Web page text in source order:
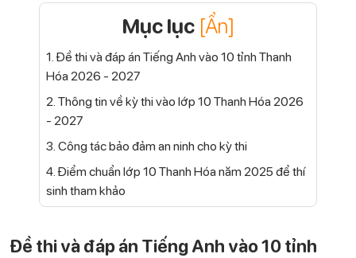
Mục lục [Ẩn]
1. Đề thi và đáp án Tiếng Anh vào 10 tỉnh Thanh
Hóa 2026 - 2027
2. Thông tin về kỳ thi vào lớp 10 Thanh Hóa 2026
- 2027
3. Công tác bảo đảm an ninh cho kỳ thi
4. Điểm chuẩn lớp 10 Thanh Hóa năm 2025 để thí
sinh tham khảo
Đề thi và đáp án Tiếng Anh vào 10 tỉnh